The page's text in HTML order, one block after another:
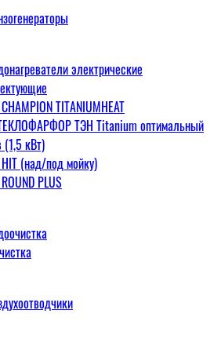
электрические
TITANIUMHEAT
ТЭН Titanium оптимальный
(1,5 кВт)
(над/под мойку)
PLUS